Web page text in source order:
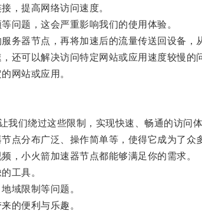
，提高网络访问速度。
题，这会严重影响我们的使用体验。
器节点，再将加速后的流量传送回设备，
可以解决访问特定网站或应用速度较慢的
网站或应用。
们绕过这些限制，实现快速、畅通的访问体
分布广泛、操作简单等，使得它成为了众
小火箭加速器节点都能够满足你的需求。
工具。
域限制等问题。
的便利与乐趣。